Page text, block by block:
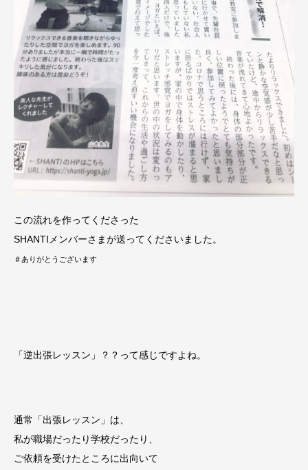
この流れを作ってくださった
SHANTIメンバーさまが送ってくださいました。
＃ありがとうございます
「逆出張レッスン」？？って感じですよね。
通常「出張レッスン」は、
私が職場だったり学校だったり、
ご依頼を受けたところに出向いて